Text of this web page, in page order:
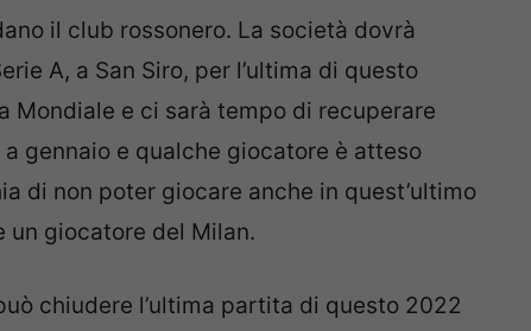
il club rossonero. La società dovrà
A, a San Siro, per l’ultima di questo
Mondiale e ci sarà tempo di recuperare
gennaio e qualche giocatore è atteso
di non poter giocare anche in quest’ultimo
un giocatore del Milan.
chiudere l’ultima partita di questo 2022